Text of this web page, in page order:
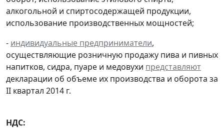
алкогольной и спиртосодержащей продукции,
использование производственных мощностей;
- индивидуальные предприниматели,
осуществляющие розничную продажу пива и пивных
напитков, сидра, пуаре и медовухи представляют
декларации об объеме их производства и оборота за
II квартал 2014 г.
НДС: